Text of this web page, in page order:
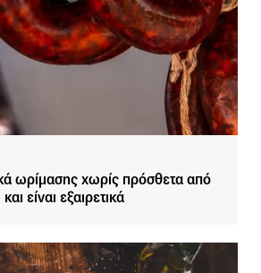
ωρίμασης χωρίς πρόσθετα από
είναι εξαιρετικά